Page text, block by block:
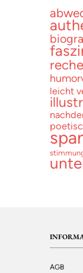
leicht
AGB